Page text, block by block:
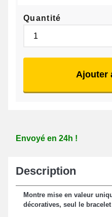
Quantité
Ajouter
Envoyé en 24h !
Description
Montre mise en valeur
décoratives, seul le